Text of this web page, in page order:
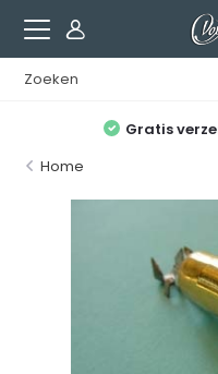
Gratis
Home